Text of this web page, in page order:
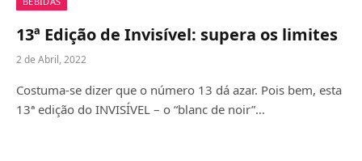
13ª Edição de Invisível: supera os limites
2 de Abril, 2022
Costuma-se dizer que o número 13 dá azar. Pois bem, esta
13ª edição do INVISÍVEL – o “blanc de noir”…